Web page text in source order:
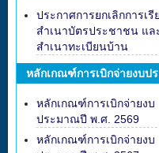
ประกาศการยกเลิกการเรี
สำเนาบัตรประชาชน แล
สำเนาทะเบียนบ้าน
หลักเกณฑ์การเบิกจ่ายงบป
หลักเกณฑ์การเบิกจ่ายงบ
ประมาณปี พ.ศ. 2569
หลักเกณฑ์การเบิกจ่ายงบ